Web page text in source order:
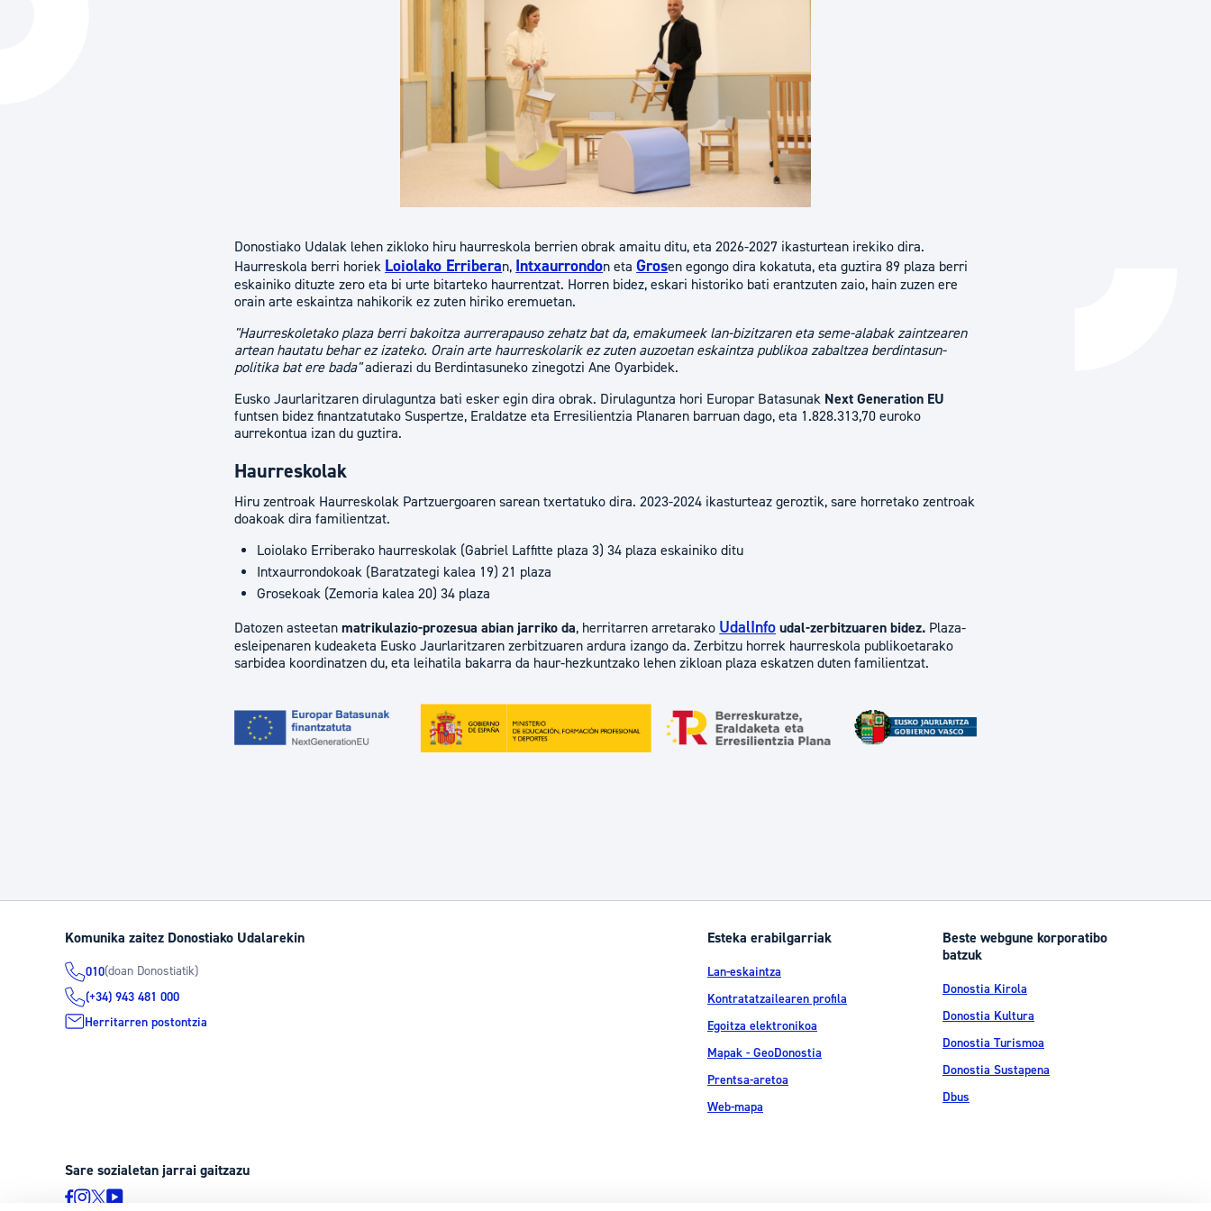
Udal administrazioa
Iragarki ofizialen taula
Egutegi fiskala
Gardentasun ataria
Donostiako Udalak lehen zikloko hiru haurreskola berrien obrak amaitu ditu, eta 2026-2027 ikasturtean irekiko dira.
Haurreskola berri horiek Loiolako Erriberan, Intxaurrondon etaGrosen egongo dira kokatuta, eta guztira 89 plaza berri
eskainiko dituzte zero eta bi urte bitarteko haurrentzat. Horren bidez, eskari historiko bati erantzuten zaio, hain zuzen ere
orain arte eskaintza nahikorik ez zuten hiriko eremuetan.
"Haurreskoletako plaza berri bakoitza aurrerapauso zehatz bat da, emakumeek lan-bizitzaren eta seme-alabak zaintzearen
artean hautatu behar ez izateko. Orain arte haurreskolarik ez zuten auzoetan eskaintza publikoa zabaltzea berdintasun-
politika bat ere bada"adierazi du Berdintasuneko zinegotzi Ane Oyarbidek.
Eusko Jaurlaritzaren dirulaguntza bati esker egin dira obrak. Dirulaguntza hori Europar Batasunak Next Generation EU
funtsen bidez finantzatutako Suspertze, Eraldatze eta Erresilientzia Planaren barruan dago, eta 1.828.313,70 euroko
aurrekontua izan du guztira.
Haurreskolak
Hiru zentroak Haurreskolak Partzuergoaren sarean txertatuko dira. 2023-2024 ikasturteaz geroztik, sare horretako zentroak
doakoak dira familientzat.
Loiolako Erriberako haurreskolak (Gabriel Laffitte plaza 3) 34 plaza eskainiko ditu
Intxaurrondokoak (Baratzategi kalea 19) 21 plaza
Grosekoak (Zemoria kalea 20) 34 plaza
Datozen asteetanmatrikulazio-prozesua abian jarriko da, herritarren arretarako UdalInfo udal-zerbitzuaren bidez. Plaza-
esleipenaren kudeaketa Eusko Jaurlaritzaren zerbitzuaren ardura izango da. Zerbitzu horrek haurreskola publikoetarako
sarbidea koordinatzen du, eta leihatila bakarra da haur-hezkuntzako lehen zikloan plaza eskatzen duten familientzat.
Komunika zaitez Donostiako Udalarekin
010(doan Donostiatik)
(+34) 943 481 000
Herritarren postontzia
Esteka erabilgarriak
Lan-eskaintza
Kontratatzailearen profila
Egoitza elektronikoa
Mapak - GeoDonostia
Prentsa-aretoa
Web-mapa
Beste webgune korporatibo
batzuk
Donostia Kirola
Donostia Kultura
Donostia Turismoa
Donostia Sustapena
Dbus
Sare sozialetan jarrai gaitzazu